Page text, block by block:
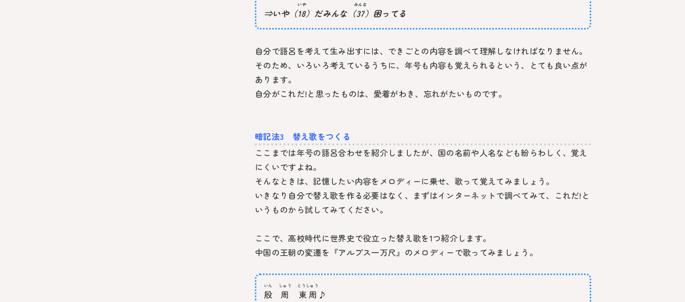
⇒いや（18
いや
）だみんな（37
みんな
）困ってる
自分で語呂を考えて生み出すには、できごとの内容を調べて理解しなければなりません。
そのため、いろいろ考えているうちに、年号も内容も覚えられるという、とても良い点が
あります。
自分がこれだ!と思ったものは、愛着がわき、忘れがたいものです。
暗記法3 替え歌をつくる
ここまでは年号の語呂合わせを紹介しましたが、国の名前や人名なども紛らわしく、覚え
にくいですよね。
そんなときは、記憶したい内容をメロディーに乗せ、歌って覚えてみましょう。
いきなり自分で替え歌を作る必要はなく、まずはインターネットで調べてみて、これだ!と
いうものから試してみてください。
ここで、高校時代に世界史で役立った替え歌を1つ紹介します。
中国の王朝の変遷を『アルプス一万尺』のメロディーで歌ってみましょう。
殷
いん
周
しゅう
東周
とうしゅう
♪